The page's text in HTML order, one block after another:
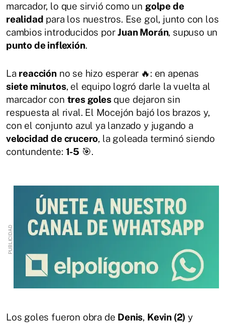
marcador, lo que sirvió como un golpe de
realidad para los nuestros. Ese gol, junto con los
cambios introducidos porJuan Morán, supuso un
punto de inflexión.
La reacciónno se hizo esperar 🔥: en apenas
siete minutos, el equipo logró darle la vuelta al
marcador con tres golesque dejaron sin
respuesta al rival. El Mocejón bajó los brazos y,
con el conjunto azul ya lanzado y jugando a
velocidad de crucero, la goleada terminó siendo
contundente: 1-5 🎯.
Los goles fueron obra de Denis, Kevin (2) y